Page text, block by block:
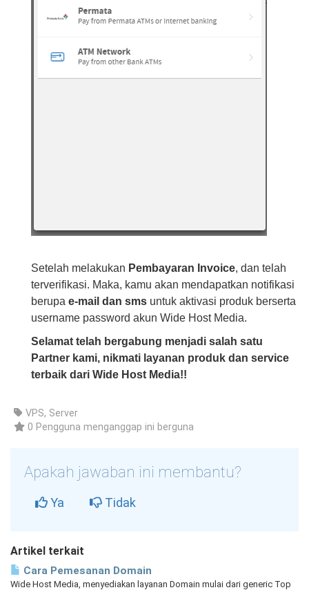
Setelah melakukan Pembayaran Invoice, dan telah
terverifikasi. Maka, kamu akan mendapatkan notifikasi
berupa e-mail dan sms untuk aktivasi produk berserta
username password akun Wide Host Media.
Selamat telah bergabung menjadi salah satu
Partner kami, nikmati layanan produk dan service
terbaik dari Wide Host Media!!
VPS, Server
0 Pengguna menganggap ini berguna
Apakah jawaban ini membantu?
Ya Tidak
Artikel terkait
Cara Pemesanan Domain
Wide Host Media, menyediakan layanan Domain mulai dari generic Top